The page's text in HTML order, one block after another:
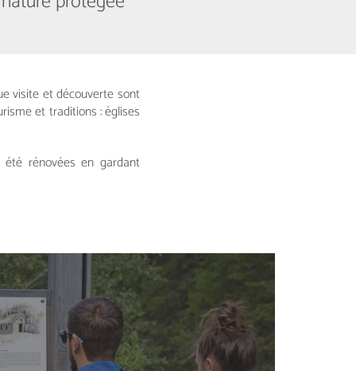
visite et découverte sont
et traditions : églises
rénovées en gardant